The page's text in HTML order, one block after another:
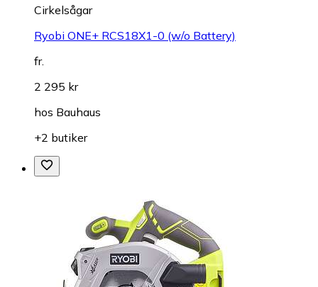
Cirkelsågar
Ryobi ONE+ RCS18X1-0 (w/o Battery)
fr.
2 295 kr
hos Bauhaus
+2 butiker